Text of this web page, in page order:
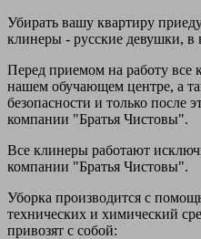
Убирать вашу квартиру
клинеры - русские девушки, в
Перед приемом на работу все
нашем обучающем центре, а
безопасности и только после
компании "Братья Чистовы".
Все клинеры работают
компании "Братья Чистовы".
Уборка производится с
технических и химический
привозят с собой: